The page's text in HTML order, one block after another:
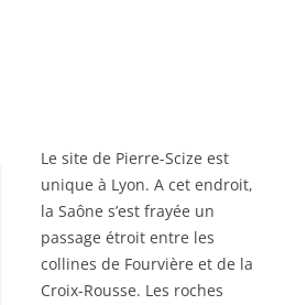
Le site de Pierre-Scize est
unique à Lyon. A cet endroit,
la Saône s’est frayée un
passage étroit entre les
collines de Fourvière et de la
Croix-Rousse. Les roches